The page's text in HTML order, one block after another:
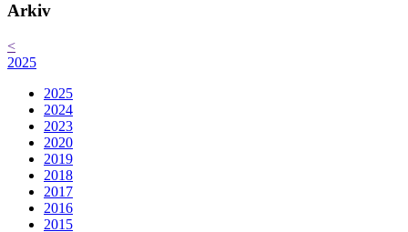
Arkiv
<
2025
2025
2024
2023
2020
2019
2018
2017
2016
2015